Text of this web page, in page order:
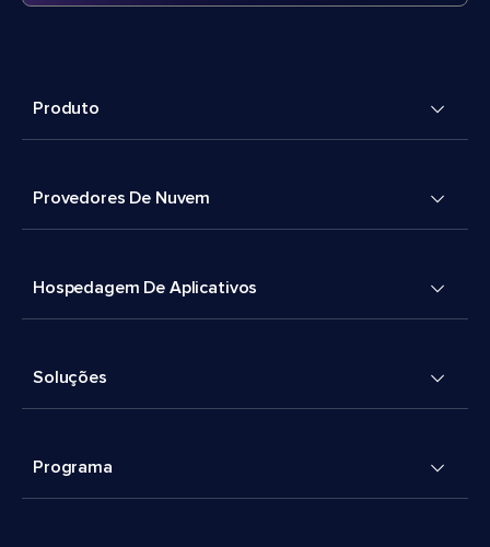
Produto
Provedores De Nuvem
Hospedagem De Aplicativos
Soluções
Programa